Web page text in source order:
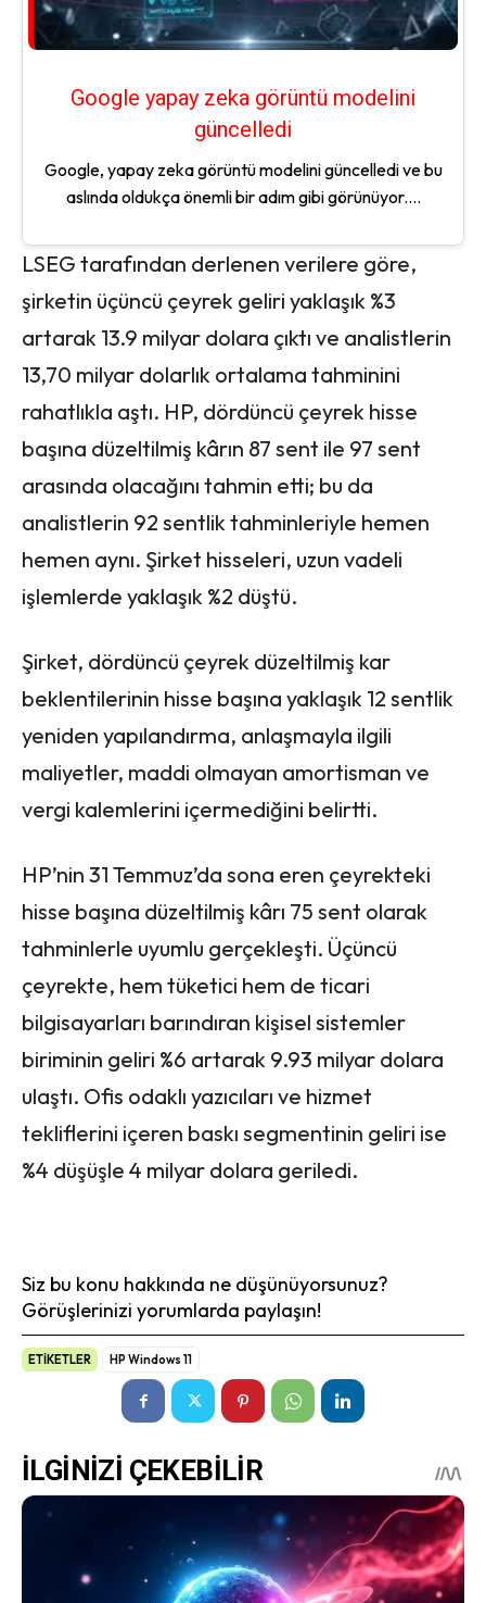
Google yapay zeka görüntü modelini
güncelledi
Google, yapay zeka görüntü modelini güncelledi ve bu
aslında oldukça önemli bir adım gibi görünüyor....
LSEG tarafından derlenen verilere göre,
şirketin üçüncü çeyrek geliri yaklaşık %3
artarak 13.9 milyar dolara çıktı ve analistlerin
13,70 milyar dolarlık ortalama tahminini
rahatlıkla aştı. HP, dördüncü çeyrek hisse
başına düzeltilmiş kârın 87 sent ile 97 sent
arasında olacağını tahmin etti; bu da
analistlerin 92 sentlik tahminleriyle hemen
hemen aynı. Şirket hisseleri, uzun vadeli
işlemlerde yaklaşık %2 düştü.
Şirket, dördüncü çeyrek düzeltilmiş kar
beklentilerinin hisse başına yaklaşık 12 sentlik
yeniden yapılandırma, anlaşmayla ilgili
maliyetler, maddi olmayan amortisman ve
vergi kalemlerini içermediğini belirtti.
HP’nin 31 Temmuz’da sona eren çeyrekteki
hisse başına düzeltilmiş kârı 75 sent olarak
tahminlerle uyumlu gerçekleşti. Üçüncü
çeyrekte, hem tüketici hem de ticari
bilgisayarları barındıran kişisel sistemler
biriminin geliri %6 artarak 9.93 milyar dolara
ulaştı. Ofis odaklı yazıcıları ve hizmet
tekliflerini içeren baskı segmentinin geliri ise
%4 düşüşle 4 milyar dolara geriledi.
Siz bu konu hakkında ne düşünüyorsunuz?
Görüşlerinizi yorumlarda paylaşın!
ETİKETLER HP Windows 11